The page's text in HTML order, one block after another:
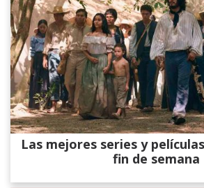
Las mejores series y
fin de semana